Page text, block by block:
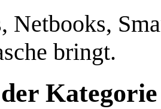
Netbooks,
bringt.